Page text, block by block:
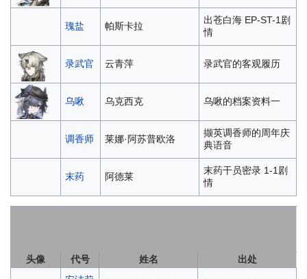
瑰盐 帕斯卡拉
出苍白海 EP-ST-1剧
情
录武官 云青萍 录武官的客观履历
乌啾 乌克西克 乌啾的档案资料一
调香师 莱娜·阿苏普欧洛
撷英调香师的周年庆
典语音
末药 阿德莱
末药干员密录 1-1剧
情
头像 代号 姓名
出处